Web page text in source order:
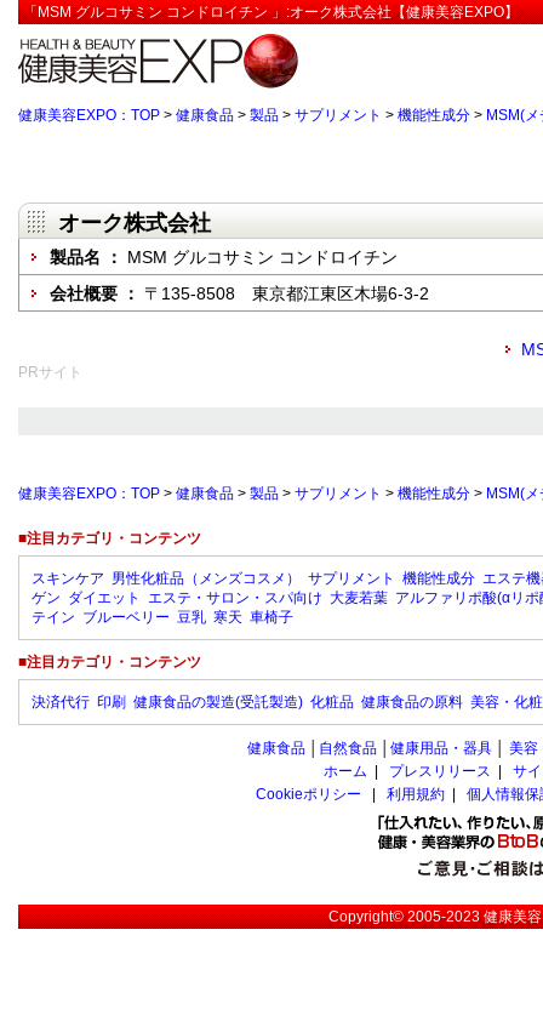
「MSM グルコサミン コンドロイチン 」:オーク株式会社【健康美容EXPO】
健康美容EXPO：TOP > 健康食品 > 製品 > サプリメント > 機能性成分 > MSM(
オーク株式会社
製品名 ： MSM グルコサミン コンドロイチン
会社概要 ： 〒135-8508 東京都江東区木場6-3-2
PRサイト
健康美容EXPO：TOP > 健康食品 > 製品 > サプリメント > 機能性成分 > MSM(
■注目カテゴリ・コンテンツ
スキンケア 男性化粧品（メンズコスメ） サプリメント 機能性成分 エステ
ゲン ダイエット エステ・サロン・スパ向け 大麦若葉 アルファリポ酸(αリポ
テイン ブルーベリー 豆乳 寒天 車椅子
■注目カテゴリ・コンテンツ
決済代行 印刷 健康食品の製造(受託製造) 化粧品 健康食品の原料 美容・化
健康食品 自然食品 健康用品・器具 美容
ホーム
プレスリリース
サ
Cookieポリシー
利用規約 個人情報
Copyright© 2005-2023健康美